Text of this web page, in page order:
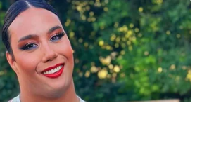
Follow Kabarbaru